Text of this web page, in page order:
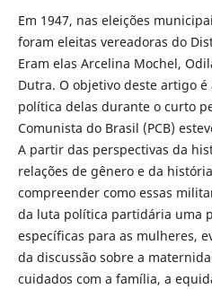
Em 1947, nas eleições
foram eleitas vereadoras do
Eram elas Arcelina Mochel,
Dutra. O objetivo deste artigo
política delas durante o curto
Comunista do Brasil (PCB)
A partir das perspectivas da
relações de gênero e da
compreender como essas
da luta política partidária uma
específicas para as mulheres,
da discussão sobre a
cuidados com a família, a